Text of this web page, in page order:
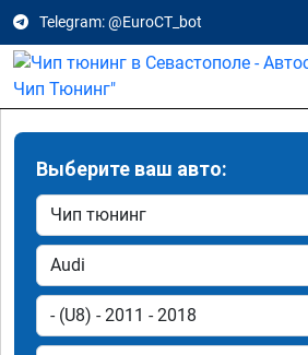
Telegram: @EuroCT_bot
Выберите ваш авто: